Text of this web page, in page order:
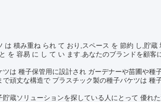
は 積み重ね られ て おり,スペース を 節約 し,貯
を 容易 に し て い ます.あなたのブランドを顧客
は 種子保管用に設計され ガーデナーや苗圃や種
で頑丈な構造で プラスチック製の種子バケツは 種
蔵ソリューションを探している人にとって 優れ